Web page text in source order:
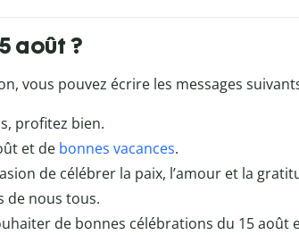
août ?
vous pouvez écrire les messages
profitez bien.
et de bonnes vacances.
de célébrer la paix, l’amour et la
de nous tous.
de bonnes célébrations du 15 août